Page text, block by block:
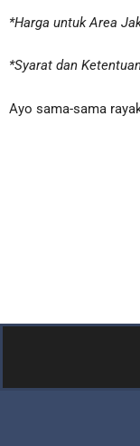
*Harga untuk Area
*Syarat dan
Ayo sama-sama